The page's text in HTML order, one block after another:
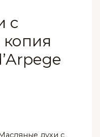
с
духи с